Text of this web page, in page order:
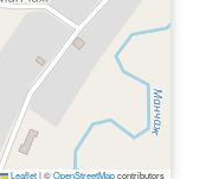
Leaflet|©OpenStreetMapcontributors